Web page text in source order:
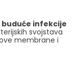
infekcije
svojstava
membrane i